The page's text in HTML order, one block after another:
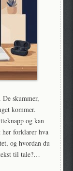
skummer,
kommer.
og kan
her forklarer hva
og hvordan du
til tale?…